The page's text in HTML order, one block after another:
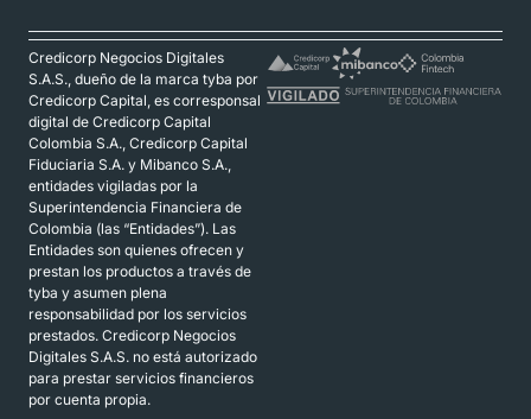
Credicorp Negocios Digitales
S.A.S., dueño de la marca tyba por
Credicorp Capital, es corresponsal
digital de Credicorp Capital
Colombia S.A., Credicorp Capital
Fiduciaria S.A. y Mibanco S.A.,
entidades vigiladas por la
Superintendencia Financiera de
Colombia (las “Entidades”). Las
Entidades son quienes ofrecen y
prestan los productos a través de
tyba y asumen plena
responsabilidad por los servicios
prestados. Credicorp Negocios
Digitales S.A.S. no está autorizado
para prestar servicios financieros
por cuenta propia.